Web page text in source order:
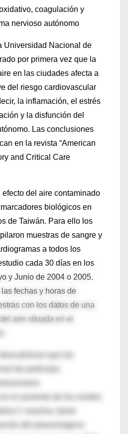
coagulación y
nervioso autónomo
Universidad Nacional de
por primera vez que la
en las ciudades afecta a
del riesgo cardiovascular
la inflamación, el estrés
y la disfunción del
Las conclusiones
en la revista “American
and Critical Care
del aire contaminado
biológicos en
de Taiwán. Para ello los
muestras de sangre y
a todos los
cada 30 días en los
y Junio de 2004 o 2005.
fechas y horas de
con los datos de una
aire situada en el
que los
el aumento de los niveles
del plasminógeno